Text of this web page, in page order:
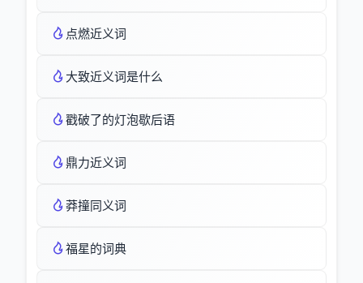
点燃近义词
大致近义词是什么
戳破了的灯泡歇后语
鼎力近义词
莽撞同义词
福星的词典